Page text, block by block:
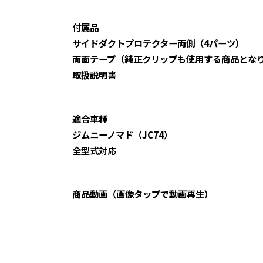
付属品
サイドダクトプロテクター両側（4パーツ）
両面テープ（純正クリップも使用する商品となり
取扱説明書
適合車種
ジムニーノマド（JC74）
全型式対応
商品動画（画像タップで動画再生）